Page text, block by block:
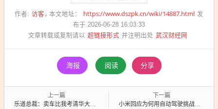
作者: 访客 本文地址： https://www.dszpk.cn/wiki/14887.html 发
布于 2026-06-28 16:03:33
文章转载或复制请以 超链接形式 并注明出处 武汉财经网
海报 阅读 分享
上一篇
乐道总裁：卖车比我考清华大学还难
下一篇
小米回应为何用自动驾驶挑战纽北：为了极端工况能帮用户救车